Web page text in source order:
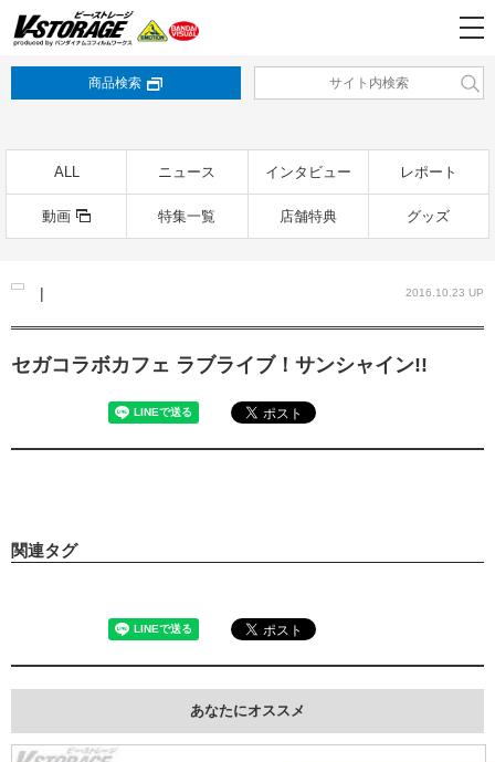
商品検索
ALL ニュース インタビュー レポート
動画 特集一覧 店舗特典 グッズ
| 2016.10.23 UP
セガコラボカフェ ラブライブ！サンシャイン!!
関連タグ
あなたにオススメ